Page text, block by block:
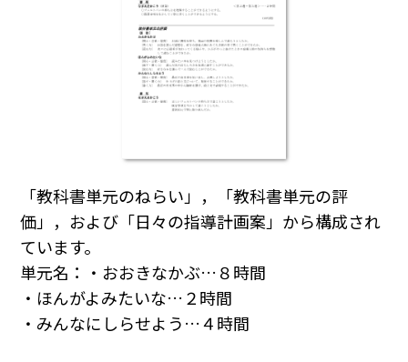
「教科書単元のねらい」，「教科書単元の評
価」，および「日々の指導計画案」から構成され
ています。
単元名：・おおきなかぶ…８時間
・ほんがよみたいな…２時間
・みんなにしらせよう…４時間